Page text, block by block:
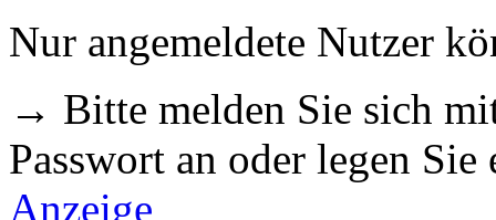
Nur angemeldete Nutzer
→ Bitte melden Sie sich
Passwort an oder legen
Anzeige